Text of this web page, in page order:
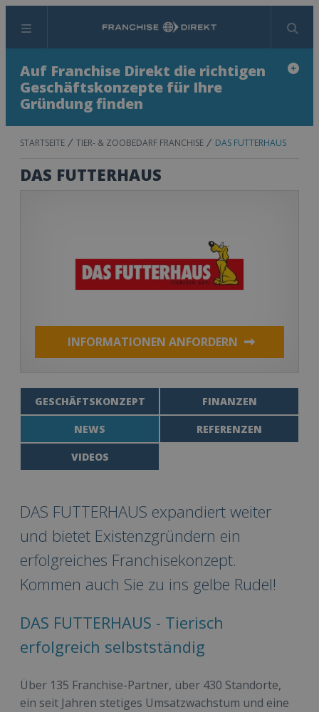
Menü Suchen
Auf Franchise Direkt die richtigen
Geschäftskonzepte für Ihre
Gründung finden
STARTSEITE TIER- & ZOOBEDARF FRANCHISE DAS FUTTERHAUS
DAS FUTTERHAUS
INFORMATIONEN ANFORDERN
GESCHÄFTSKONZEPT FINANZEN
NEWS REFERENZEN
VIDEOS
DAS FUTTERHAUS expandiert weiter
und bietet Existenzgründern ein
erfolgreiches Franchisekonzept.
Kommen auch Sie zu ins gelbe Rudel!
DAS FUTTERHAUS - Tierisch
erfolgreich selbstständig
Über 135 Franchise-Partner, über 430 Standorte,
ein seit Jahren stetiges Umsatzwachstum und eine